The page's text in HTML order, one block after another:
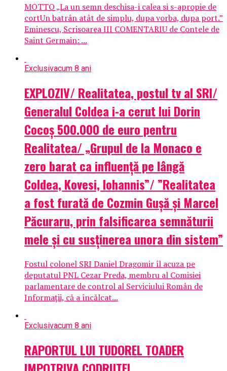
MOTTO „La un semn deschisa-i calea si s-apropie de
cortUn batrân atât de simplu, dupa vorba, dupa port.”
Eminescu, Scrisoarea III COMENTARIU de Contele de
Saint Germain: ...
Exclusivacum 8 ani
EXPLOZIV/ Realitatea, postul tv al SRI/
Generalul Coldea i-a cerut lui Dorin
Cocoș 500.000 de euro pentru
Realitatea/ „Grupul de la Monaco e
zero barat ca influenţă pe lângă
Coldea, Kovesi, Iohannis”/ ”Realitatea
a fost furată de Cozmin Gușă și Marcel
Păcuraru, prin falsificarea semnăturii
mele și cu susținerea unora din sistem”
Fostul colonel SRI Daniel Dragomir îl acuza pe
deputatul PNL Cezar Preda, membru al Comisiei
parlamentare de control al Serviciului Român de
Informații, că a încălcat...
Exclusivacum 8 ani
RAPORTUL LUI TUDOREL TOADER